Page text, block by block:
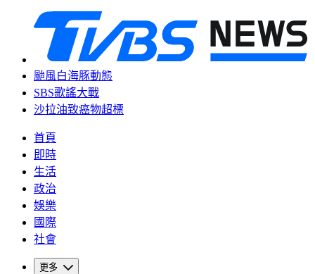
颱風白海豚動態
SBS歌謠大戰
沙拉油致癌物超標
首頁
即時
生活
政治
娛樂
國際
社會
更多